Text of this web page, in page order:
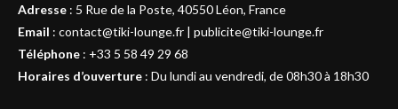
Adresse : 5 Rue de la Poste, 40550 Léon, France
Email : contact@tiki-lounge.fr | publicite@tiki-lounge.fr
Téléphone : +33 5 58 49 29 68
Horaires d’ouverture : Du lundi au vendredi, de 08h30 à 18h30